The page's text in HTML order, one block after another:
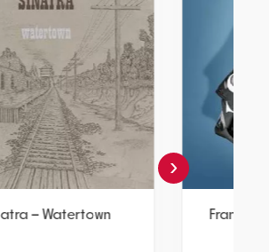
Frank Sinatra – Watertown
‹